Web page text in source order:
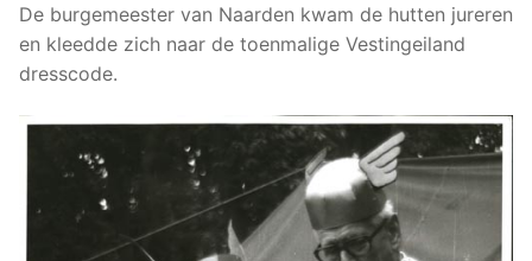
De burgemeester van Naarden kwam de hutten jureren
en kleedde zich naar de toenmalige Vestingeiland
dresscode.